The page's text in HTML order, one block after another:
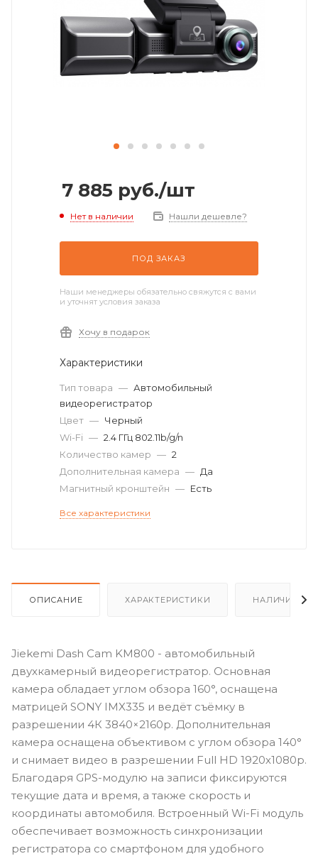
7 885 руб./шт
Нет в наличии Нашли дешевле?
ПОД ЗАКАЗ
Наши менеджеры обязательно свяжутся с вами
и уточнят условия заказа
Хочу в подарок
Характеристики
Тип товара — Автомобильный
видеорегистратор
Цвет — Черный
Wi-Fi — 2.4 ГГц 802.11b/g/n
Количество камер — 2
Дополнительная камера — Да
Магнитный кронштейн — Есть
Все характеристики
ОПИСАНИЕ ХАРАКТЕРИСТИКИ НАЛИЧИЕ
Jiekemi Dash Cam KM800 - автомобильный
двухкамерный видеорегистратор. Основная
камера обладает углом обзора 160°, оснащена
матрицей SONY IMX335 и ведёт съёмку в
разрешении 4К 3840×2160p. Дополнительная
камера оснащена объективом с углом обзора 140°
и снимает видео в разрешении Full HD 1920х1080p.
Благодаря GPS-модулю на записи фиксируются
текущие дата и время, а также скорость и
координаты автомобиля. Встроенный Wi-Fi модуль
обеспечивает возможность синхронизации
регистратора со смартфоном для удобного